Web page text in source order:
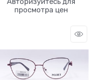
просмотра цен